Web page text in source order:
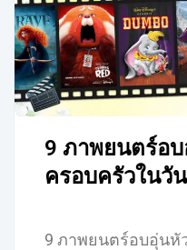
9 ภาพยนตร์อ
ครอบครัวในวั
9 ภาพยนตร์อบอุ่นหั